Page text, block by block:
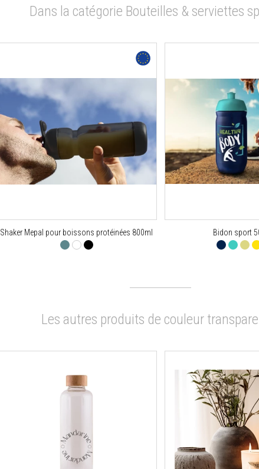
Dans la catégorie Bouteilles & serviettes
Shaker Mepal pour boissons protéinées 800ml Bidon sport
Les autres produits de couleur